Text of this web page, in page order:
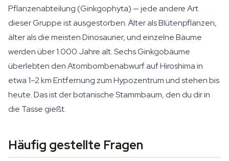
Pflanzenabteilung (Ginkgophyta) — jede andere Art
dieser Gruppe ist ausgestorben. Älter als Blütenpflanzen,
älter als die meisten Dinosaurier, und einzelne Bäume
werden über 1.000 Jahre alt. Sechs Ginkgobäume
überlebten den Atombombenabwurf auf Hiroshima in
etwa 1–2 km Entfernung zum Hypozentrum und stehen bis
heute. Das ist der botanische Stammbaum, den du dir in
die Tasse gießt.
Häufig gestellte Fragen